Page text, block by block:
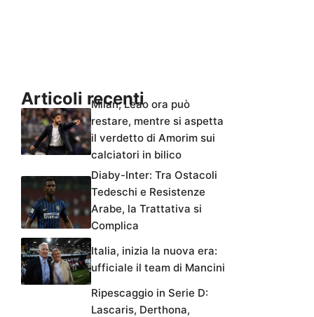
Articoli recenti
Milan, Leao ora può
restare, mentre si aspetta
il verdetto di Amorim sui
calciatori in bilico
Diaby-Inter: Tra Ostacoli
Tedeschi e Resistenze
Arabe, la Trattativa si
Complica
Italia, inizia la nuova era:
ufficiale il team di Mancini
Ripescaggio in Serie D:
Lascaris, Derthona,